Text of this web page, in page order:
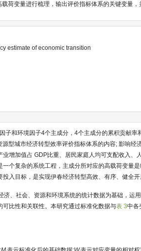
荷变量进行梳理，输出评价指标体系的关键变量，
estimate of economic transition
子和环境因子4个主成分，4个主成分的累积贡献率
型城市经济转型效率评价指标体系的内容; 影响经
增加值占 GDP比重、居民家庭人均可支配收入、
个复杂的系统工程，主成分所对应的高载荷变量
入目标，是实现伊春经济转型高效、有序、健全开
、社会、资源和环境系统的统计数据为基础，运
比性和关联性。本研究通过标准化数据与表 3中各